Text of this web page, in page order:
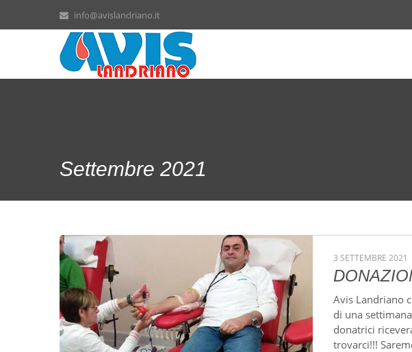
info@avislandriano.it
Settembre 2021
3 SETTEMBRE 2021
Avis Landriano
di una
donatrici
trovarci!!!